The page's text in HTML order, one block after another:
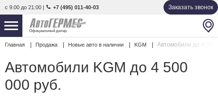
с 9:00 до 21:00 | +7 (495) 011-40-03 Заказать звонок
Официальный дилер
НОВЫЕ АВТОМОБИЛИ
С ПРОБЕГОМ 847 авто
СЕРВИС
Главная Продажа Новые авто в наличии KGM Автомобили до 4 500
Автомобили KGM до 4 500
000 руб.